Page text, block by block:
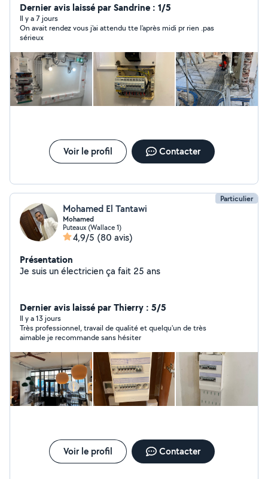
meubles -et petits dépannages. Sérieux, ponctuel et
polyvalent, je m'adapte à vos besoins. Mes expériences
professionnelles m'ont apportés le goût du travail bien
fait, la réactivité et la fiabilité. Hervé
Dernier avis laissé par Sandrine : 1/5
Il y a 7 jours
On avait rendez vous j'ai attendu tte l'après midi pr rien .pas
sérieux
Voir le profil Contacter
Particulier
Mohamed El Tantawi
Mohamed
Puteaux (Wallace 1)
4,9/5 (80 avis)
Présentation
Je suis un électricien ça fait 25 ans
Dernier avis laissé par Thierry : 5/5
Il y a 13 jours
Très professionnel, travail de qualité et quelqu'un de très
aimable je recommande sans hésiter
Voir le profil Contacter